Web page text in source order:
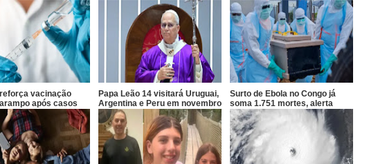
vacinação
após casos
Papa Leão 14 visitará Uruguai,
Argentina e Peru em novembro
Surto de Ebola no Congo já
soma 1.751 mortes, alerta
OMS